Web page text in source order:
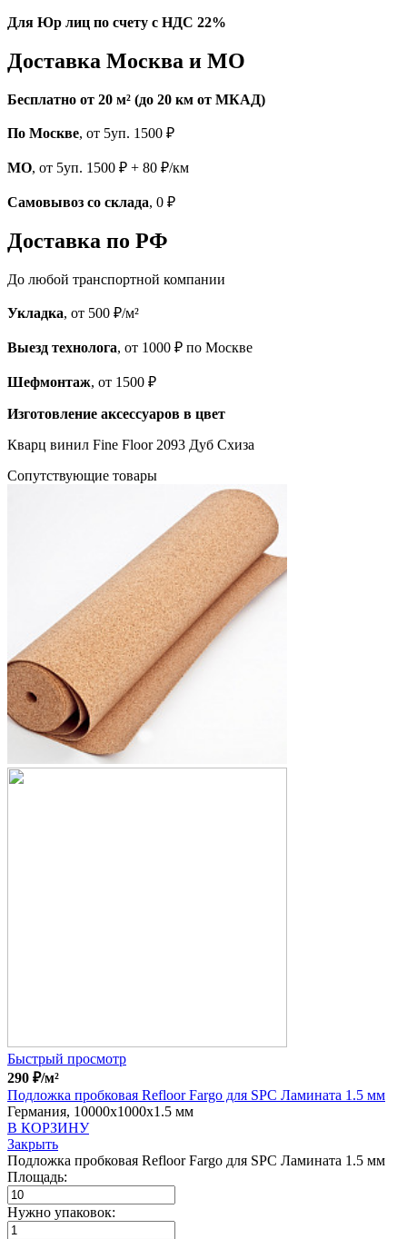
Для Юр лиц по счету с НДС 22%
Доставка Москва и МО
Бесплатно от 20 м² (до 20 км от МКАД)
По Москве, от 5уп. 1500 ₽
МО, от 5уп. 1500 ₽ + 80 ₽/км
Самовывоз со склада, 0 ₽
Доставка по РФ
До любой транспортной компании
Укладка, от 500 ₽/м²
Выезд технолога, от 1000 ₽ по Москве
Шефмонтаж, от 1500 ₽
Изготовление аксессуаров в цвет
Кварц винил Fine Floor 2093 Дуб Схиза
Cопутствующие товары
Быстрый просмотр
290 ₽/м²
Подложка пробковая Refloor Fargo для SPC Ламината 1.5 мм
Германия, 10000x1000x1.5 мм
В КОРЗИНУ
Закрыть
Подложка пробковая Refloor Fargo для SPC Ламината 1.5 мм
Площадь:
Нужно упаковок: